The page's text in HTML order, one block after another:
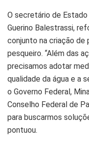
O secretário de
Guerino Balestrassi,
conjunto na criação
pesqueiro. “Além das
precisamos adotar
qualidade da água e a
o Governo Federal,
Conselho Federal de
para buscarmos
pontuou.